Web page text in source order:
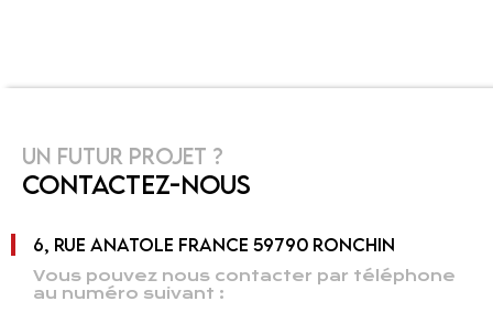
UN FUTUR PROJET ?
CONTACTEZ-NOUS
6, RUE ANATOLE FRANCE 59790 RONCHIN
Vous pouvez nous contacter par téléphone
au numéro suivant :